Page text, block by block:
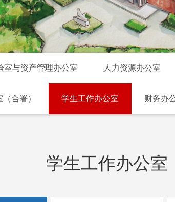
室与资产管理办公室 人力资源办公室
合署） 学生工作办公室 财务办
学生工作办公室